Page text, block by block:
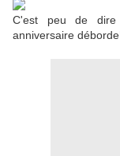
C'est peu de
anniversaire